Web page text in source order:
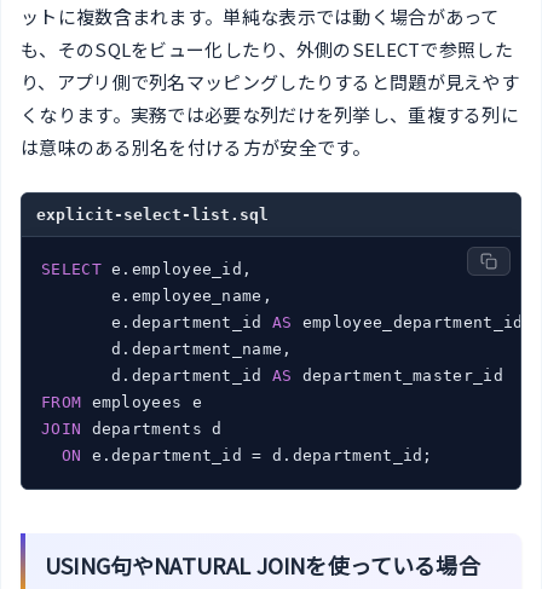
ットに複数含まれます。単純な表示では動く場合があって
も、そのSQLをビュー化したり、外側のSELECTで参照した
り、アプリ側で列名マッピングしたりすると問題が見えやす
くなります。実務では必要な列だけを列挙し、重複する列に
は意味のある別名を付ける方が安全です。
explicit-select-list.sql
SELECT e.employee_id,
       e.employee_name,
       e.department_id
AS
employee_department_id,
       d.department_name,
       d.department_id
AS
FROM
JOIN departments d
ON e.department_id = d.department_id;
USING句やNATURAL JOINを使っている場合